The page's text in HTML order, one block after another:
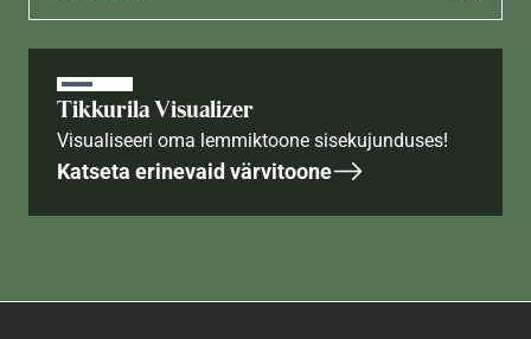
Tikkurila Visualizer
Visualiseeri oma lemmiktoone sisekujunduses!
Katseta erinevaid värvitoone